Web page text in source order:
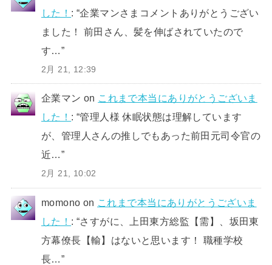
した！ : “企業マンさまコメントありがとうござい
ました！ 前田さん、髪を伸ばされていたので
す…”
2月 21, 12:39
企業マン on これまで本当にありがとうございま
した！ : “管理人様 休眠状態は理解しています
が、管理人さんの推しでもあった前田元司令官の
近…”
2月 21, 10:02
momono on これまで本当にありがとうございま
した！ : “さすがに、上田東方総監【需】、坂田東
方幕僚長【輸】はないと思います！ 職種学校
長…”